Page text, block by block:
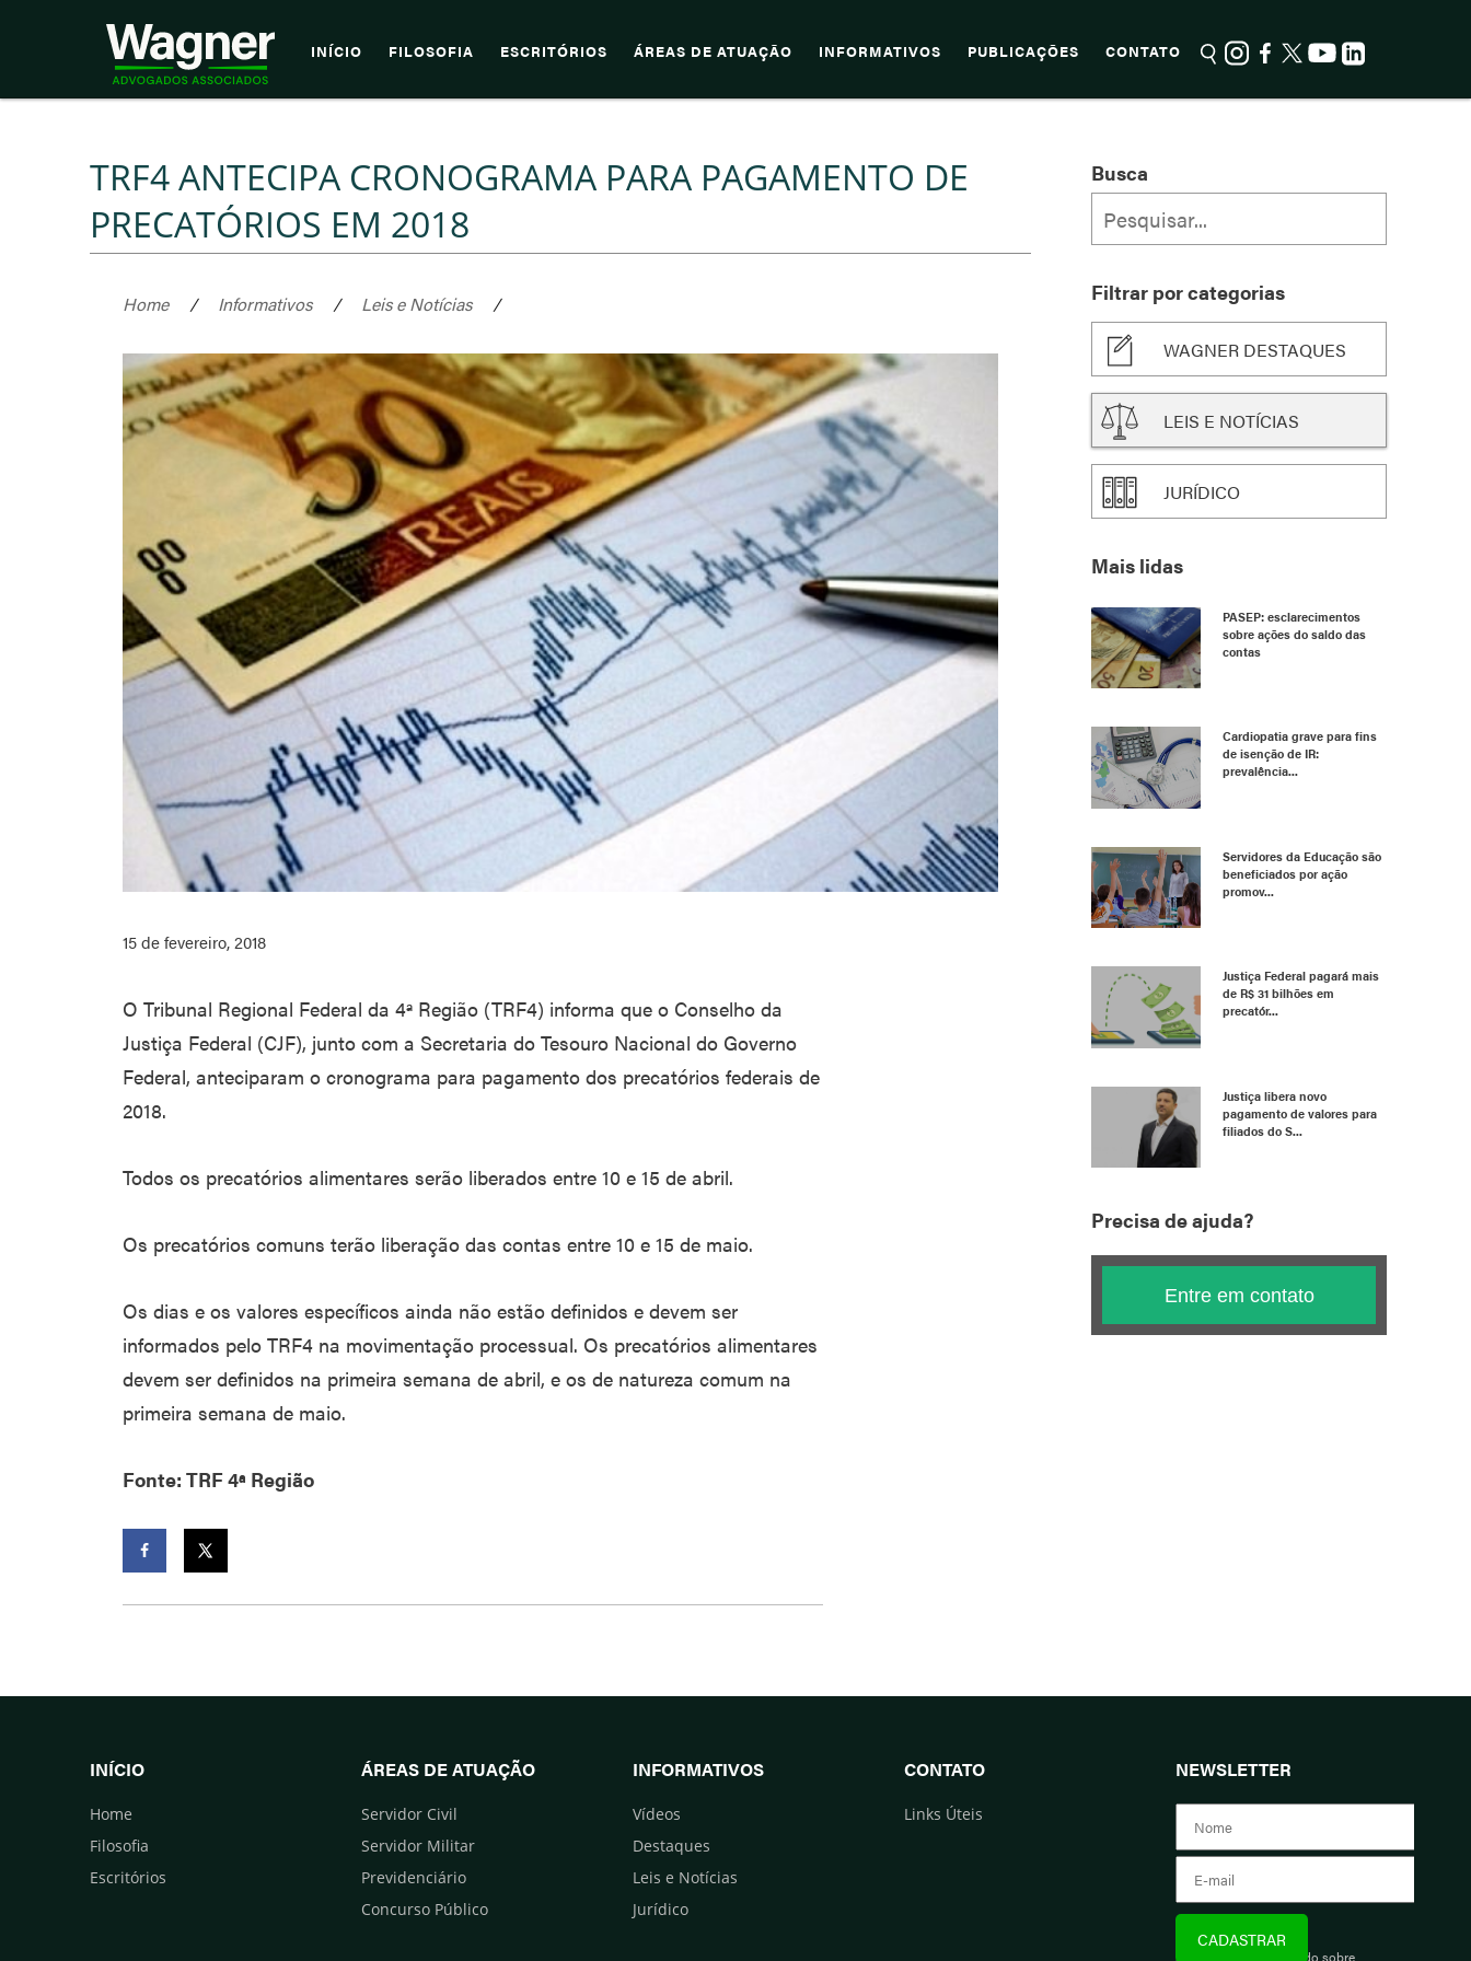
INÍCIO FILOSOFIA ESCRITÓRIOS ÁREAS DE ATUAÇÃO INFORMATIVOS PUBLICAÇÕES CONTATO
TRF4 ANTECIPA CRONOGRAMA PARA PAGAMENTO DE
PRECATÓRIOS EM 2018
Home / Informativos / Leis e Notícias /
15 de fevereiro, 2018
O Tribunal Regional Federal da 4ª Região (TRF4) informa que o Conselho da
Justiça Federal (CJF), junto com a Secretaria do Tesouro Nacional do Governo
Federal, anteciparam o cronograma para pagamento dos precatórios federais de
2018.
Todos os precatórios alimentares serão liberados entre 10 e 15 de abril.
Os precatórios comuns terão liberação das contas entre 10 e 15 de maio.
Os dias e os valores específicos ainda não estão definidos e devem ser
informados pelo TRF4 na movimentação processual. Os precatórios alimentares
devem ser definidos na primeira semana de abril, e os de natureza comum na
primeira semana de maio.
Fonte: TRF 4ª Região
Busca
Filtrar por categorias
WAGNER DESTAQUES
LEIS E NOTÍCIAS
JURÍDICO
Mais lidas
PASEP: esclarecimentos
sobre ações do saldo das
contas
Cardiopatia grave para fins
de isenção de IR:
prevalência...
Servidores da Educação são
beneficiados por ação
promov...
Justiça Federal pagará mais
de R$ 31 bilhões em
precatór...
Justiça libera novo
pagamento de valores para
filiados do S...
Precisa de ajuda?
Entre em contato
INÍCIO
Home
Filosofia
Escritórios
ÁREAS DE ATUAÇÃO
Servidor Civil
Servidor Militar
Previdenciário
Concurso Público
INFORMATIVOS
Vídeos
Destaques
Leis e Notícias
Jurídico
CONTATO
Links Úteis
NEWSLETTER
Assine e fique informado sobre